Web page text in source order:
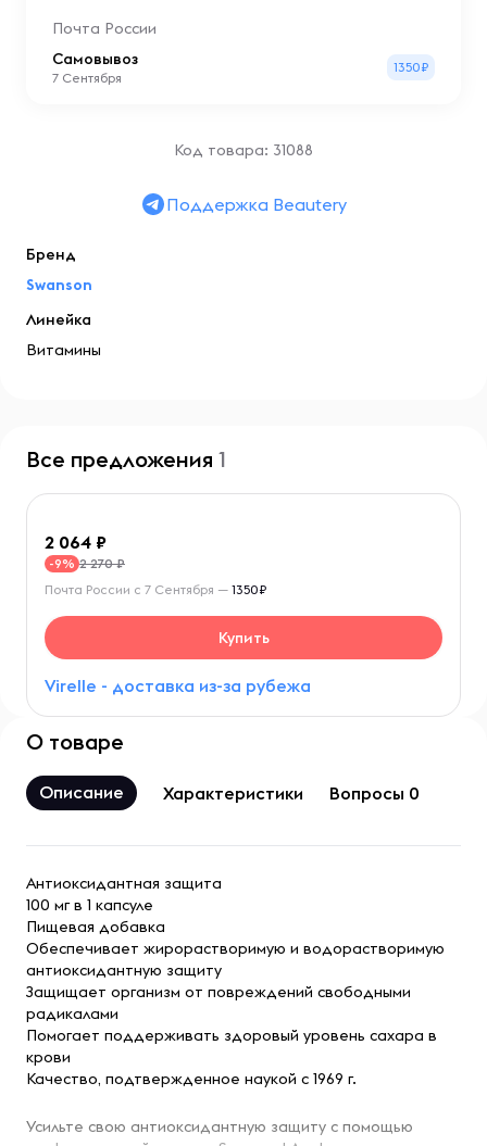
Почта России
Самовывоз
7 Сентября
1350₽
Код товара: 31088
Поддержка Beautery
Бренд
Swanson
Линейка
Витамины
Все предложения 1
2 064
-9% 2 270 ₽
Virelle - доставка из-за рубежа
Почта России с 7 Сентября — 1350₽
Купить
О товаре
Описание Характеристики Вопросы 0
Антиоксидантная защита
100 мг в 1 капсуле
Пищевая добавка
Обеспечивает жирорастворимую и водорастворимую
антиоксидантную защиту
Защищает организм от повреждений свободными
радикалами
Помогает поддерживать здоровый уровень сахара в
крови
Качество, подтвержденное наукой с 1969 г.
Усильте свою антиоксидантную защиту с помощью